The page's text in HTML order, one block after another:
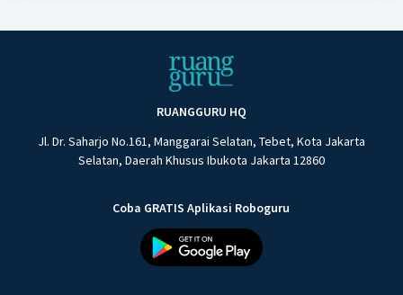
RUANGGURU HQ
Jl. Dr. Saharjo No.161, Manggarai Selatan, Tebet, Kota Jakarta
Selatan, Daerah Khusus Ibukota Jakarta 12860
Coba GRATIS Aplikasi Roboguru